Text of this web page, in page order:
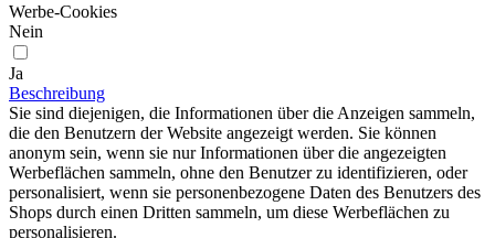
Werbe-Cookies
Nein
Ja
Beschreibung
Sie sind diejenigen, die Informationen über die Anzeigen sammeln,
die den Benutzern der Website angezeigt werden. Sie können
anonym sein, wenn sie nur Informationen über die angezeigten
Werbeflächen sammeln, ohne den Benutzer zu identifizieren, oder
personalisiert, wenn sie personenbezogene Daten des Benutzers des
Shops durch einen Dritten sammeln, um diese Werbeflächen zu
personalisieren.